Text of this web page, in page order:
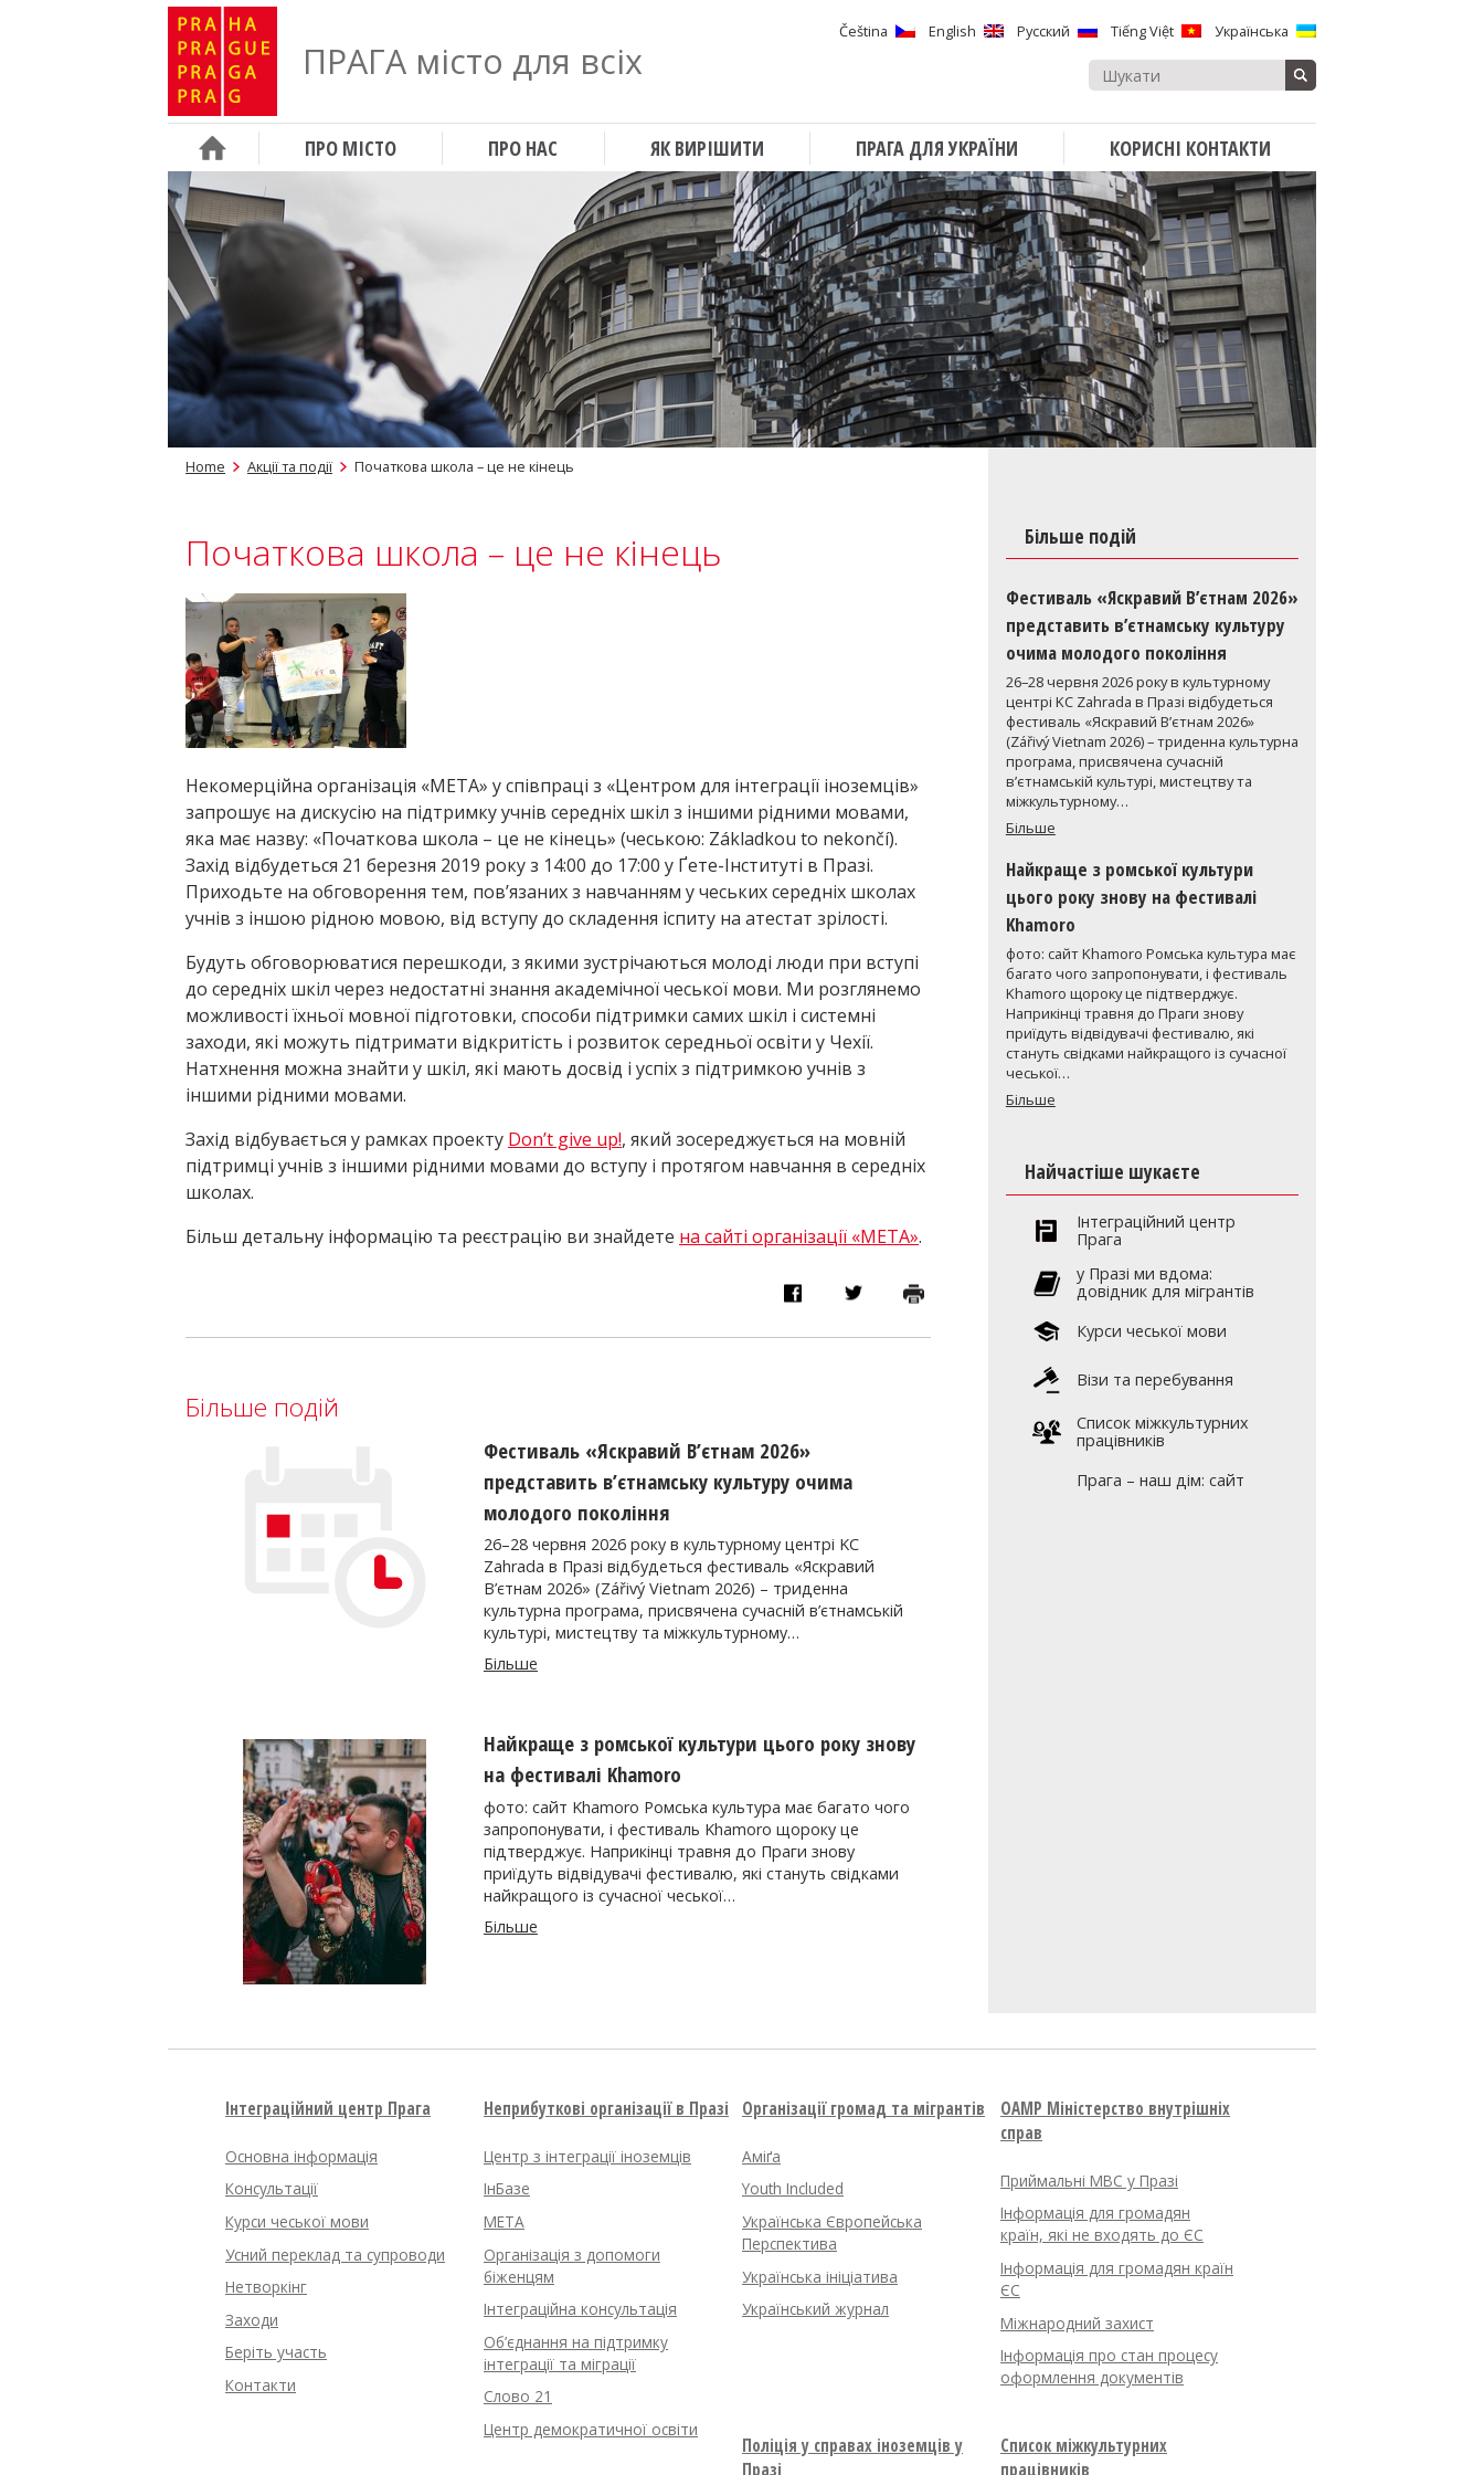
ПРАГА місто для всіх
Čeština English Русский Tiếng Việt Українська
ПРО МІСТО ПРО НАС ЯК ВИРІШИТИ ПРАГА ДЛЯ УКРАЇНИ КОРИСНІ КОНТАКТИ
Home Акції та події Початкова школа – це не кінець
Початкова школа – це не кінець
Некомерційна організація «МЕТА» у співпраці з «Центром для інтеграції іноземців»
запрошує на дискусію на підтримку учнів середніх шкіл з іншими рідними мовами,
яка має назву: «Початкова школа – це не кінець» (чеською: Základkou to nekončí).
Захід відбудеться 21 березня 2019 року з 14:00 до 17:00 у Ґете-Інституті в Празі.
Приходьте на обговорення тем, пов’язаних з навчанням у чеських середніх школах
учнів з іншою рідною мовою, від вступу до складення іспиту на атестат зрілості.
Будуть обговорюватися перешкоди, з якими зустрічаються молоді люди при вступі
до середніх шкіл через недостатні знання академічної чеської мови. Ми розглянемо
можливості їхньої мовної підготовки, способи підтримки самих шкіл і системні
заходи, які можуть підтримати відкритість і розвиток середньої освіти у Чехії.
Натхнення можна знайти у шкіл, які мають досвід і успіх з підтримкою учнів з
іншими рідними мовами.
Захід відбувається у рамках проекту Don’t give up!, який зосереджується на мовній
підтримці учнів з іншими рідними мовами до вступу і протягом навчання в середніх
школах.
Більш детальну інформацію та реєстрацію ви знайдете на сайті організації «МЕТА».
Більше подій
Фестиваль «Яскравий В’єтнам 2026»
представить в’єтнамську культуру очима
молодого покоління
26–28 червня 2026 року в культурному центрі KC
Zahrada в Празі відбудеться фестиваль «Яскравий
В’єтнам 2026» (Zářivý Vietnam 2026) – триденна
культурна програма, присвячена сучасній в’єтнамській
культурі, мистецтву та міжкультурному…
Більше
Найкраще з ромської культури цього року знову
на фестивалі Khamoro
фото: сайт Khamoro Ромська культура має багато чого
запропонувати, і фестиваль Khamoro щороку це
підтверджує. Наприкінці травня до Праги знову
приїдуть відвідувачі фестивалю, які стануть свідками
найкращого із сучасної чеської…
Більше
Більше подій
Фестиваль «Яскравий В’єтнам 2026»
представить в’єтнамську культуру
очима молодого покоління
26–28 червня 2026 року в культурному
центрі KC Zahrada в Празі відбудеться
фестиваль «Яскравий В’єтнам 2026»
(Zářivý Vietnam 2026) – триденна культурна
програма, присвячена сучасній
в’єтнамській культурі, мистецтву та
міжкультурному…
Більше
Найкраще з ромської культури
цього року знову на фестивалі
Khamoro
фото: сайт Khamoro Ромська культура має
багато чого запропонувати, і фестиваль
Khamoro щороку це підтверджує.
Наприкінці травня до Праги знову
приїдуть відвідувачі фестивалю, які
стануть свідками найкращого із сучасної
чеської…
Більше
Найчастіше шукаєте
Інтеграційний центр
Прага
y Празі ми вдома:
довідник для мігрантів
Курси чеської мови
Візи та перебування
Список міжкультурних
працівників
Прага – наш дім: сайт
Інтеграційний центр Прага
Основна інформація
Консультації
Курси чеської мови
Усний переклад та супроводи
Нетворкінг
Заходи
Беріть участь
Контакти
Неприбуткові організації в Празі
Центр з інтеграції іноземців
ІнБазе
META
Організація з допомоги
біженцям
Інтеграційна консультація
Об’єднання на підтримку
інтеграції та міграції
Слово 21
Центр демократичної освіти
Організації громад та мігрантів
Аміґа
Youth Included
Українська Європейська
Перспектива
Українська ініціатива
Український журнал
OAMP Міністерство внутрішніх
справ
Приймальні МВС у Празі
Інформація для громадян
країн, які не входять до ЄС
Інформація для громадян країн
ЄС
Міжнародний захист
Інформація про стан процесу
оформлення документів
Поліція у справах іноземців у
Празі
Список міжкультурних
працівників